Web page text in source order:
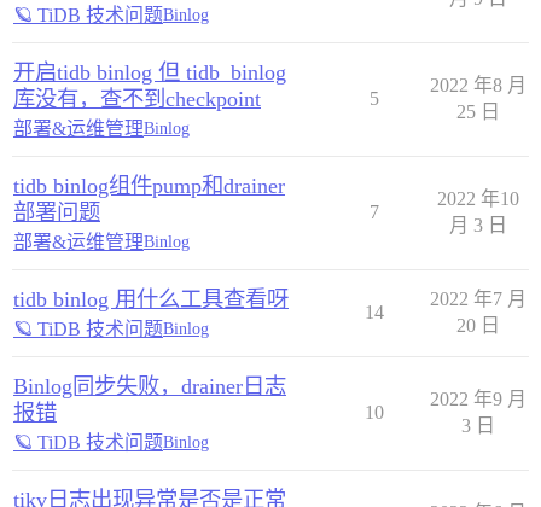
🪐 TiDB 技术问题Binlog
开启tidb binlog 但 tidb_binlog
库没有，查不到checkpoint
部署&运维管理Binlog
5
2022 年8 月
25 日
tidb binlog组件pump和drainer
部署问题
部署&运维管理Binlog
7
2022 年10
月 3 日
tidb binlog 用什么工具查看呀
🪐 TiDB 技术问题Binlog
14
2022 年7 月
20 日
Binlog同步失败，drainer日志
报错
🪐 TiDB 技术问题Binlog
10
2022 年9 月
3 日
tikv日志出现异常是否是正常